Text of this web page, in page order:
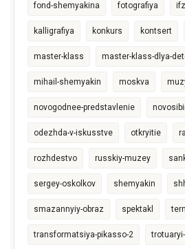
fond-shemyakina fotografiya ifz
kalligrafiya konkurs kontsert
master-klass master-klass-dlya-
mihail-shemyakin moskva
novogodnee-predstavlenie
odezhda-v-iskusstve otkryitie
rozhdestvo russkiy-muzey
sergey-oskolkov shemyakin
smazannyiy-obraz spektakl
transformatsiya-pikasso-2